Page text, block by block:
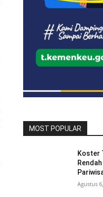
MOST POPULAR
Koster
Agustus